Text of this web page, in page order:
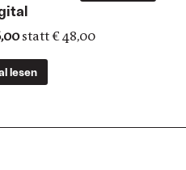
statt € 48,00
lesen